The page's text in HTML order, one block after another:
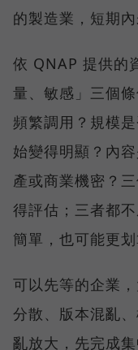
的製造業，短期
依 QNAP 提供的
量、敏感」三個
頻繁調用？規模
始變得明顯？內
產或商業機密？
得評估；三者都
簡單，也可能更划
可以先等的企業
分散、版本混亂
亂放大，先完成